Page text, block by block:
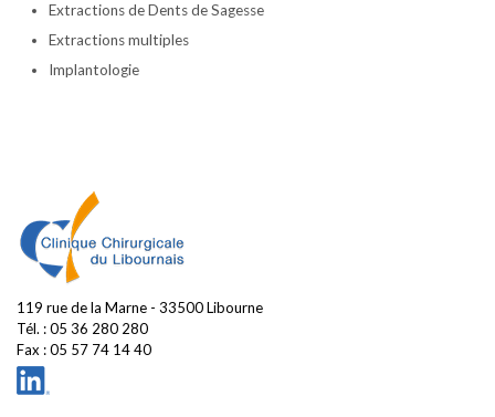
Extractions de Dents de Sagesse
Extractions multiples
Implantologie
119 rue de la Marne - 33500 Libourne
Tél. :05 36 280 280
Fax : 05 57 74 14 40